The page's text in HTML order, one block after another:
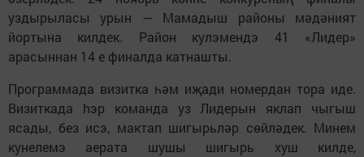
уздырыласы урын — Мамадыш районы мәдәният
йортына килдек. Район кулэмендэ 41 «Лидер»
арасыннан 14 е финалда катнашты.
Программада визитка һәм иҗади номердан тора иде.
Визиткада hэр команда уз Лидерын яклап чыгыш
ясады, без исэ, мактап шигырьләр сөйләдек. Минем
кунелемэ аерата шушы шигырь хуш килде,